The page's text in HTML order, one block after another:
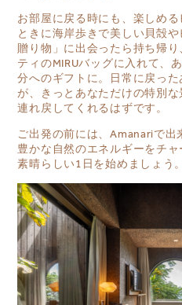
お部屋に戻る時にも、楽しめる
ときに海岸歩きで美しい貝殻
贈り物」に出会ったら持ち帰
ティのMIRUバッグに入れて、
分へのギフトに。日常に戻っ
が、きっとあなただけの特別
連れ戻してくれるはずです。
ご出発の前には、Amanariで出
豊かな自然のエネルギーをチ
素晴らしい1日を始めましょう。